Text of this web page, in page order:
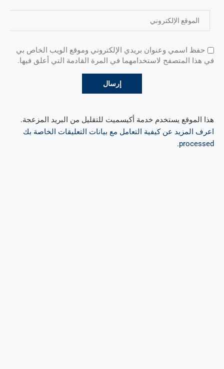
حفظ اسمي وعنوان بريدي الإلكتروني وموقع الويب الخاص بي
في هذا المتصفح لاستخدامهما في المرة القادمة التي أعلق فيها.
هذا الموقع يستخدم خدمة أكيسميت للتقليل من البريد المزعجة.
اعرف المزيد عن كيفية التعامل مع بيانات التعليقات الخاصة بك
processed
.